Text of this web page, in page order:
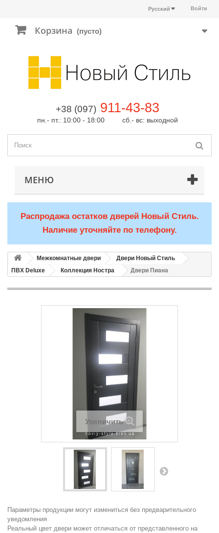
Войти
Русский
Корзина (пусто)
+38 (097) 911-43-83
пн.- пт.: 10:00 - 18:00 сб.- вс: выходной
МЕНЮ
Распродажа остатков дверей Новый Стиль.
Наличие уточняйте по телефону.
Межкомнатные двери
Двери Новый Стиль
ПВХ Deluxe
Коллекция Ностра Двери Пиана
Увеличить
Параметры продукции могут измениться без предварительного
уведомления
Реальный цвет двери может отличаться от представленного на